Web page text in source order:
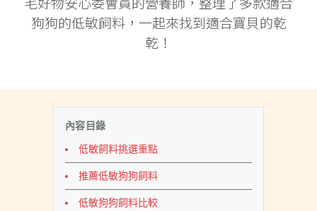
狗狗的低敏飼料，一起來找到適合寶貝的乾
乾！
內容目錄
低敏飼料挑選重點
推薦低敏狗狗飼料
低敏狗狗飼料比較